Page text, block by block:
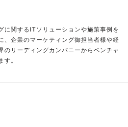
に関するITソリューションや施策事例を
、企業のマーケティング御担当者様や経
のリーディングカンパニーからベンチャ
す。